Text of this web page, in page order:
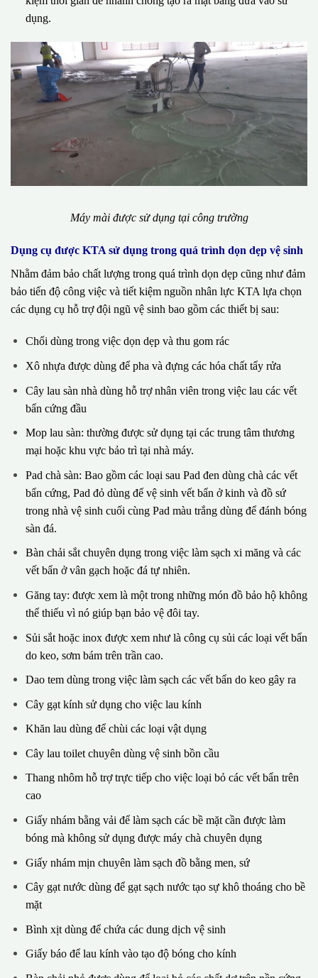
dụng.
Máy mài được sử dụng tại công trường
Dụng cụ được KTA sử dụng trong quá trình dọn dẹp vệ sinh
Nhằm đảm bảo chất lượng trong quá trình dọn dẹp cũng như đảm
bảo tiến độ công việc và tiết kiệm nguồn nhân lực KTA lựa chọn
các dụng cụ hỗ trợ đội ngũ vệ sinh bao gồm các thiết bị sau:
Chổi dùng trong việc dọn dẹp và thu gom rác
Xô nhựa được dùng để pha và đựng các hóa chất tẩy rửa
Cây lau sàn nhà dùng hỗ trợ nhân viên trong việc lau các vết
bẩn cứng đầu
Mop lau sàn: thường được sử dụng tại các trung tâm thương
mại hoặc khu vực bảo trì tại nhà máy.
Pad chà sàn: Bao gồm các loại sau Pad đen dùng chà các vết
bẩn cứng, Pad đỏ dùng để vệ sinh vết bẩn ở kinh và đồ sứ
trong nhà vệ sinh cuối cùng Pad màu trắng dùng để đánh bóng
sàn đá.
Bàn chải sắt chuyên dụng trong việc làm sạch xi măng và các
vết bẩn ở vân gạch hoặc đá tự nhiên.
Găng tay: được xem là một trong những món đồ bảo hộ không
thể thiếu vì nó giúp bạn bảo vệ đôi tay.
Sủi sắt hoặc inox được xem như là công cụ sủi các loại vết bẩn
do keo, sơm bám trên trần cao.
Dao tem dùng trong việc làm sạch các vết bẩn do keo gây ra
Cây gạt kính sử dụng cho việc lau kính
Khăn lau dùng để chùi các loại vật dụng
Cây lau toilet chuyên dùng vệ sinh bồn cầu
Thang nhôm hỗ trợ trực tiếp cho việc loại bỏ các vết bẩn trên
cao
Giấy nhám bằng vải để làm sạch các bề mặt cần được làm
bóng mà không sử dụng được máy chà chuyên dụng
Giấy nhám mịn chuyên làm sạch đồ bằng men, sứ
Cây gạt nước dùng để gạt sạch nước tạo sự khô thoáng cho bề
mặt
Bình xịt dùng để chứa các dung dịch vệ sinh
Giấy báo để lau kính vào tạo độ bóng cho kính